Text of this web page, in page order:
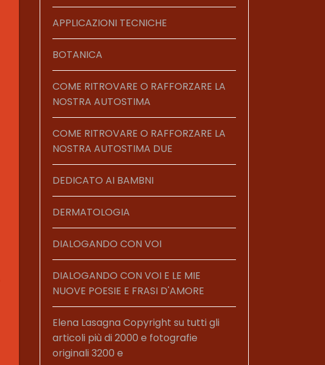
APPLICAZIONI TECNICHE
BOTANICA
COME RITROVARE O RAFFORZARE LA
NOSTRA AUTOSTIMA
COME RITROVARE O RAFFORZARE LA
NOSTRA AUTOSTIMA DUE
DEDICATO AI BAMBNI
DERMATOLOGIA
DIALOGANDO CON VOI
DIALOGANDO CON VOI E LE MIE
NUOVE POESIE E FRASI D'AMORE
Elena Lasagna Copyright su tutti gli
articoli più di 2000 e fotografie
originali 3200 e